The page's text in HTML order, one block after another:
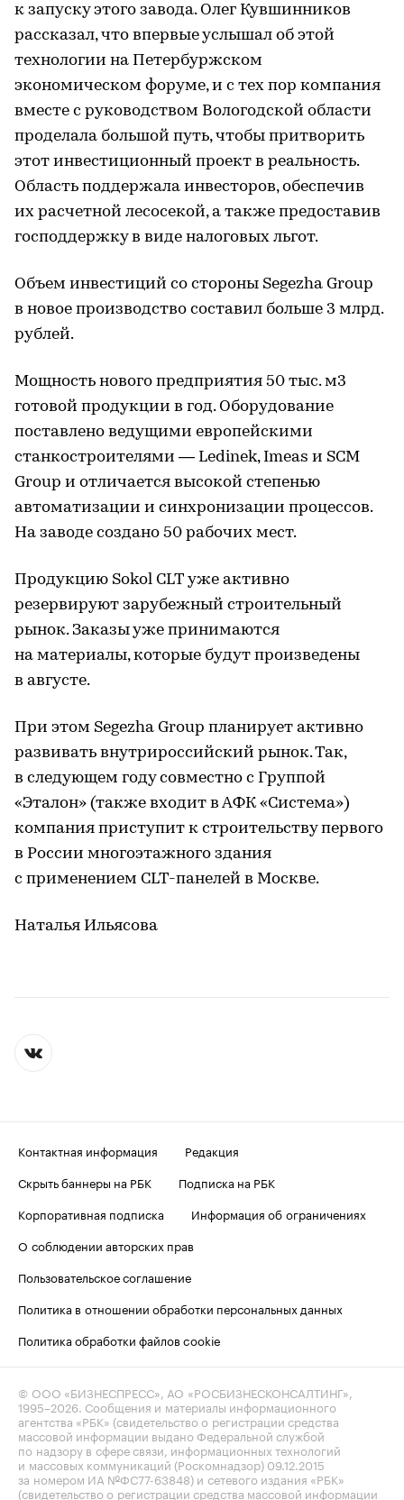
к запуску этого завода. Олег Кувшинников
рассказал, что впервые услышал об этой
технологии на Петербуржском
экономическом форуме, и с тех пор компания
вместе с руководством Вологодской области
проделала большой путь, чтобы притворить
этот инвестиционный проект в реальность.
Область поддержала инвесторов, обеспечив
их расчетной лесосекой, а также предоставив
господдержку в виде налоговых льгот.
Объем инвестиций со стороны Segezha Group
в новое производство составил больше 3 млрд.
рублей.
Мощность нового предприятия 50 тыс. м3
готовой продукции в год. Оборудование
поставлено ведущими европейскими
станкостроителями — Ledinek, Imeas и SCM
Group и отличается высокой степенью
автоматизации и синхронизации процессов.
На заводе создано 50 рабочих мест.
Продукцию Sokol CLT уже активно
резервируют зарубежный строительный
рынок. Заказы уже принимаются
на материалы, которые будут произведены
в августе.
При этом Segezha Group планирует активно
развивать внутрироссийский рынок. Так,
в следующем году совместно с Группой
«Эталон» (также входит в АФК «Система»)
компания приступит к строительству первого
в России многоэтажного здания
с применением CLT-панелей в Москве.
Наталья Ильясова
Контактная информация
Редакция
Скрыть баннеры на РБК
Подписка на РБК
Корпоративная подписка
Информация об ограничениях
О соблюдении авторских прав
Пользовательское соглашение
Политика в отношении обработки персональных данных
Политика обработки файлов cookie
© ООО «БИЗНЕСПРЕСС», АО «РОСБИЗНЕСКОНСАЛТИНГ»,
1995–2026 . Сообщения и материалы информационного
агентства «РБК» (свидетельство о регистрации средства
массовой информации выдано Федеральной службой
по надзору в сфере связи, информационных технологий
и массовых коммуникаций (Роскомнадзор) 09.12.2015
за номером ИА №ФС77-63848) и сетевого издания «РБК»
(свидетельство о регистрации средства массовой информации